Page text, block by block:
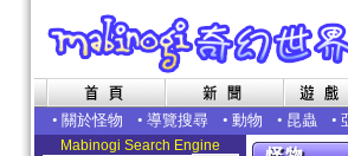
• 關於怪物 • 導覽搜尋 • 動物 • 昆蟲 •
Mabinogi Search Engine